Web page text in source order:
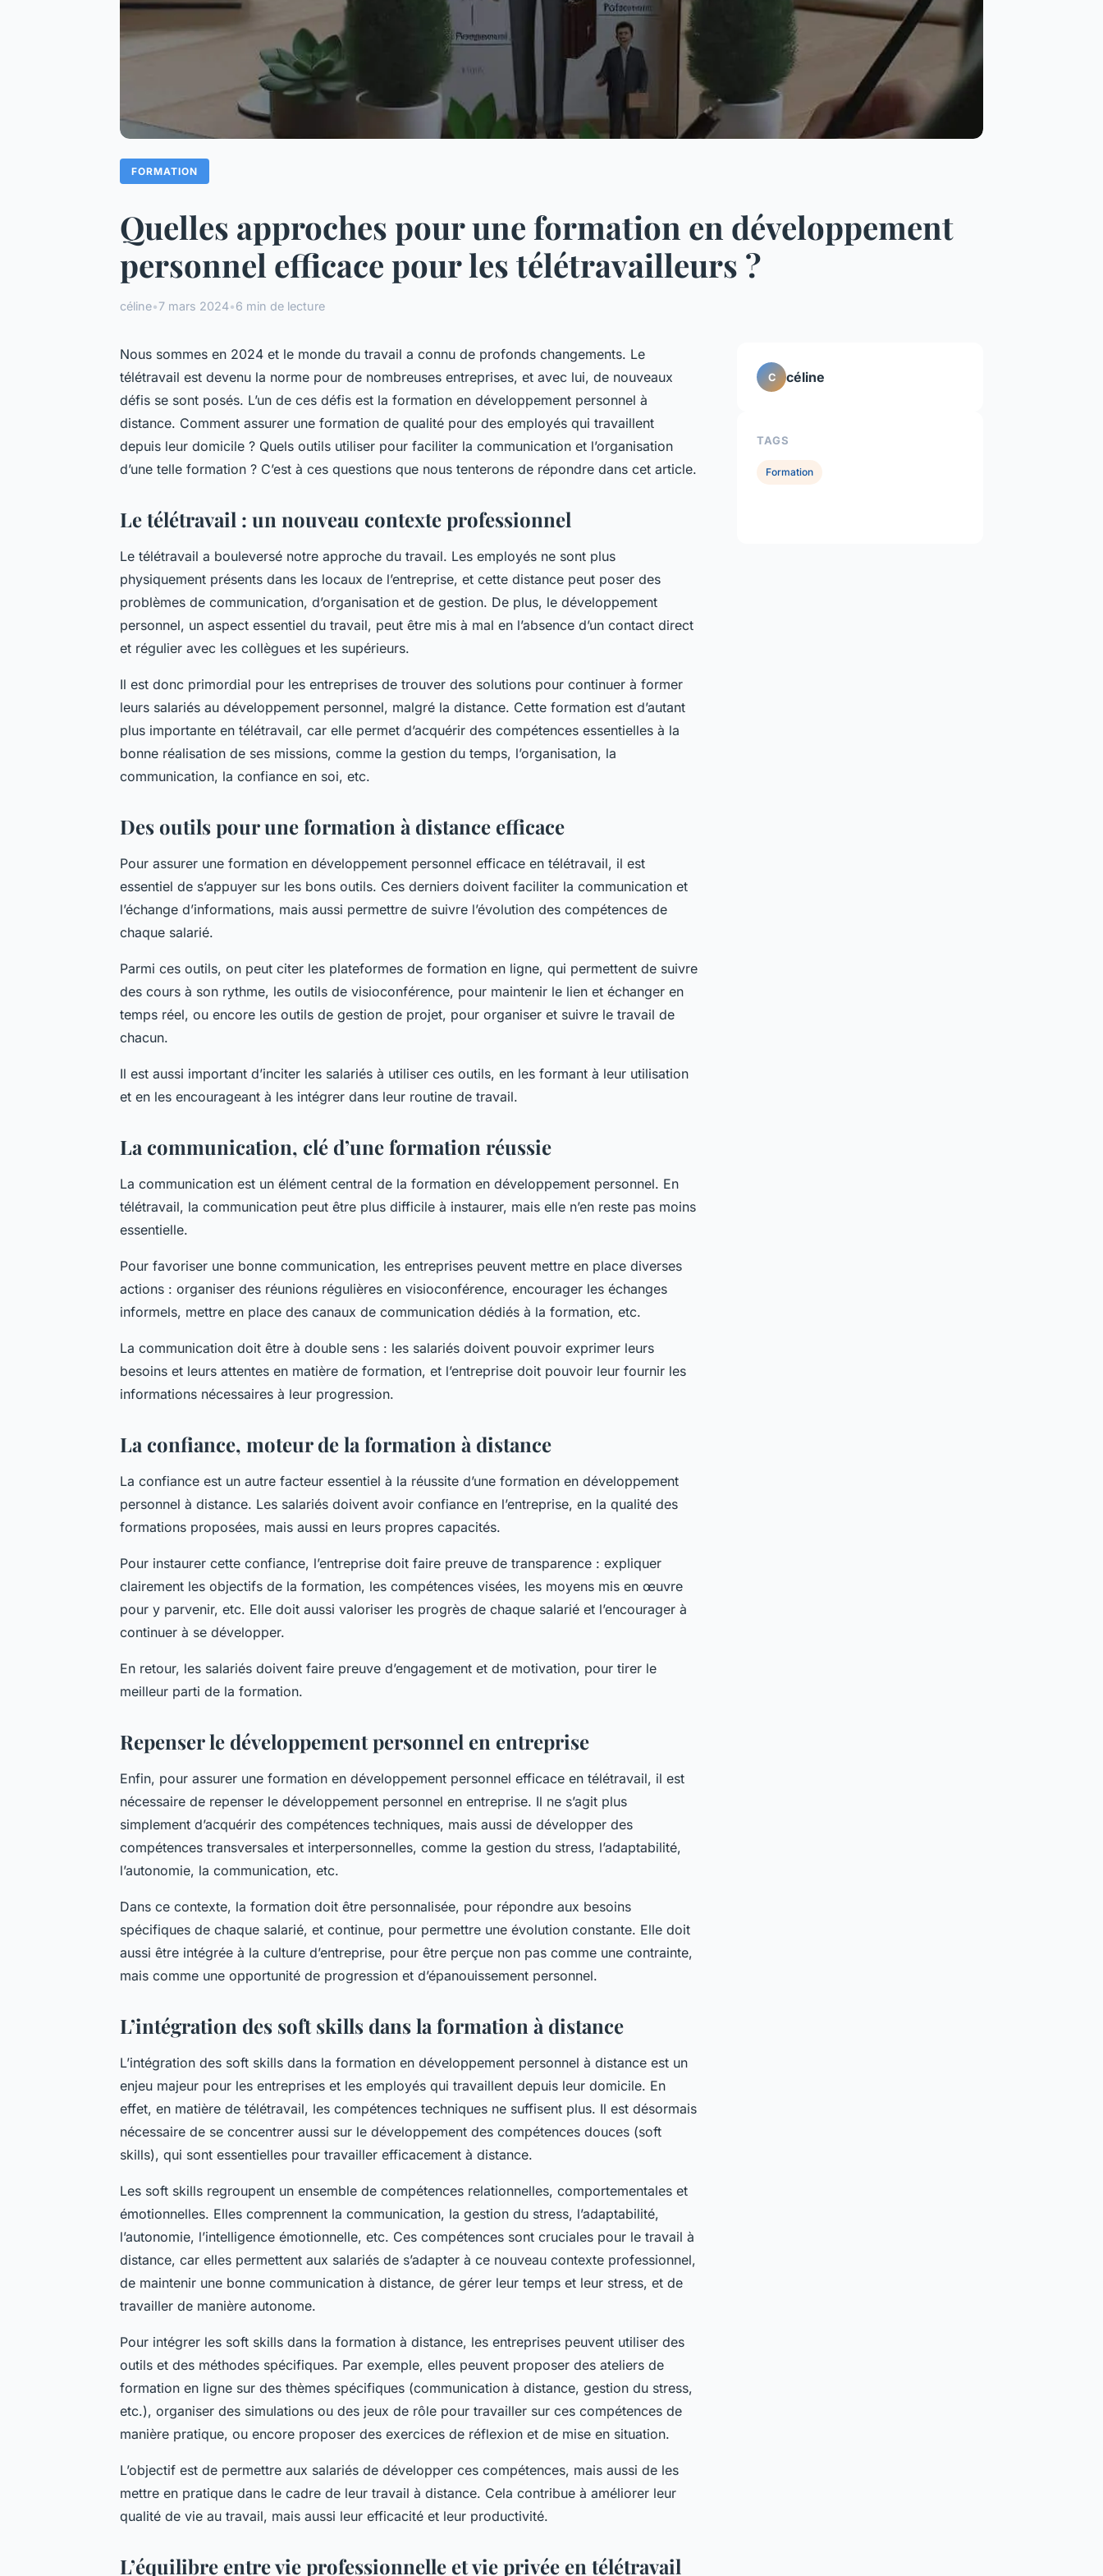
FORMATION
Quelles approches pour une formation en développement
personnel efficace pour les télétravailleurs ?
céline•7 mars 2024•6 min de lecture
Nous sommes en 2024 et le monde du travail a connu de profonds changements. Le
télétravail est devenu la norme pour de nombreuses entreprises, et avec lui, de nouveaux
défis se sont posés. L’un de ces défis est la formation en développement personnel à
distance. Comment assurer une formation de qualité pour des employés qui travaillent
depuis leur domicile ? Quels outils utiliser pour faciliter la communication et l’organisation
d’une telle formation ? C’est à ces questions que nous tenterons de répondre dans cet article.
Le télétravail : un nouveau contexte professionnel
Le télétravail a bouleversé notre approche du travail. Les employés ne sont plus
physiquement présents dans les locaux de l’entreprise, et cette distance peut poser des
problèmes de communication, d’organisation et de gestion. De plus, le développement
personnel, un aspect essentiel du travail, peut être mis à mal en l’absence d’un contact direct
et régulier avec les collègues et les supérieurs.
Il est donc primordial pour les entreprises de trouver des solutions pour continuer à former
leurs salariés au développement personnel, malgré la distance. Cette formation est d’autant
plus importante en télétravail, car elle permet d’acquérir des compétences essentielles à la
bonne réalisation de ses missions, comme la gestion du temps, l’organisation, la
communication, la confiance en soi, etc.
Des outils pour une formation à distance efficace
Pour assurer une formation en développement personnel efficace en télétravail, il est
essentiel de s’appuyer sur les bons outils. Ces derniers doivent faciliter la communication et
l’échange d’informations, mais aussi permettre de suivre l’évolution des compétences de
chaque salarié.
Parmi ces outils, on peut citer les plateformes de formation en ligne, qui permettent de suivre
des cours à son rythme, les outils de visioconférence, pour maintenir le lien et échanger en
temps réel, ou encore les outils de gestion de projet, pour organiser et suivre le travail de
chacun.
Il est aussi important d’inciter les salariés à utiliser ces outils, en les formant à leur utilisation
et en les encourageant à les intégrer dans leur routine de travail.
La communication, clé d’une formation réussie
La communication est un élément central de la formation en développement personnel. En
télétravail, la communication peut être plus difficile à instaurer, mais elle n’en reste pas moins
essentielle.
Pour favoriser une bonne communication, les entreprises peuvent mettre en place diverses
actions : organiser des réunions régulières en visioconférence, encourager les échanges
informels, mettre en place des canaux de communication dédiés à la formation, etc.
La communication doit être à double sens : les salariés doivent pouvoir exprimer leurs
besoins et leurs attentes en matière de formation, et l’entreprise doit pouvoir leur fournir les
informations nécessaires à leur progression.
La confiance, moteur de la formation à distance
La confiance est un autre facteur essentiel à la réussite d’une formation en développement
personnel à distance. Les salariés doivent avoir confiance en l’entreprise, en la qualité des
formations proposées, mais aussi en leurs propres capacités.
Pour instaurer cette confiance, l’entreprise doit faire preuve de transparence : expliquer
clairement les objectifs de la formation, les compétences visées, les moyens mis en œuvre
pour y parvenir, etc. Elle doit aussi valoriser les progrès de chaque salarié et l’encourager à
continuer à se développer.
En retour, les salariés doivent faire preuve d’engagement et de motivation, pour tirer le
meilleur parti de la formation.
Repenser le développement personnel en entreprise
Enfin, pour assurer une formation en développement personnel efficace en télétravail, il est
nécessaire de repenser le développement personnel en entreprise. Il ne s’agit plus
simplement d’acquérir des compétences techniques, mais aussi de développer des
compétences transversales et interpersonnelles, comme la gestion du stress, l’adaptabilité,
l’autonomie, la communication, etc.
Dans ce contexte, la formation doit être personnalisée, pour répondre aux besoins
spécifiques de chaque salarié, et continue, pour permettre une évolution constante. Elle doit
aussi être intégrée à la culture d’entreprise, pour être perçue non pas comme une contrainte,
mais comme une opportunité de progression et d’épanouissement personnel.
L’intégration des soft skills dans la formation à distance
L’intégration des soft skills dans la formation en développement personnel à distance est un
enjeu majeur pour les entreprises et les employés qui travaillent depuis leur domicile. En
effet, en matière de télétravail, les compétences techniques ne suffisent plus. Il est désormais
nécessaire de se concentrer aussi sur le développement des compétences douces (soft
skills), qui sont essentielles pour travailler efficacement à distance.
Les soft skills regroupent un ensemble de compétences relationnelles, comportementales et
émotionnelles. Elles comprennent la communication, la gestion du stress, l’adaptabilité,
l’autonomie, l’intelligence émotionnelle, etc. Ces compétences sont cruciales pour le travail à
distance, car elles permettent aux salariés de s’adapter à ce nouveau contexte professionnel,
de maintenir une bonne communication à distance, de gérer leur temps et leur stress, et de
travailler de manière autonome.
Pour intégrer les soft skills dans la formation à distance, les entreprises peuvent utiliser des
outils et des méthodes spécifiques. Par exemple, elles peuvent proposer des ateliers de
formation en ligne sur des thèmes spécifiques (communication à distance, gestion du stress,
etc.), organiser des simulations ou des jeux de rôle pour travailler sur ces compétences de
manière pratique, ou encore proposer des exercices de réflexion et de mise en situation.
L’objectif est de permettre aux salariés de développer ces compétences, mais aussi de les
mettre en pratique dans le cadre de leur travail à distance. Cela contribue à améliorer leur
qualité de vie au travail, mais aussi leur efficacité et leur productivité.
L’équilibre entre vie professionnelle et vie privée en télétravail
C céline
TAGS
Formation